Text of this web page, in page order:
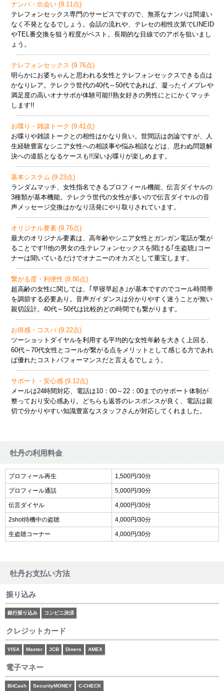
ナンパ・出会い (9.11点)
テレフォンセックス専門のサービスですので、無茶なナンパは間違い
なく不発となるでしょう。会話の流れや、テレセの相性次第でLINEID
やTEL番交換を狙う程度がベスト。長期的な目線でのアポを狙いまし
ょう。
テレフォンセックス (9.76点)
明らかにお婆ちゃんと思われる女性とテレフォンセックスできる点は
かなりレア。テレクラ世代の40代～50代であれば、凝ったイメプレや
満足度の高いオナサポが体験可能!!熟女好きの男性にとにかくマッチ
します!!
お喋り・雑談トーク (9.41点)
お喋りや雑談トークとの相性はかなり良い。世間話は勿論ですが、人
生経験豊富なシニア女性への相談事や悩み相談などは、思わぬ問題解
決への道筋となるケースも!!深いお喋りが楽しめます。
基本システム (9.23点)
ランダムマッチ、女性指名できるプロフィール機能、伝言ダイヤルの
3種類が基本機能。テレクラ世代の女性が多いので伝言ダイヤルの音
声メッセージ交換はかなり活発にやり取りされています。
オリジナル要素 (9.76点)
最大のオリジナル要素は、高年齢やシニア女性とガンガン電話が繋が
ることです!!他の男女の生テレフォンセックスを聞ける｢生盗聴｣コー
ナーは聞いているだけでオナニーのオカズとして重宝します。
繋がる度・利便性 (8.86点)
超高齢の女性に関しては、｢早寝早起き｣が基本ですのでコール時間帯
を調節する必要あり。音声ガイダンスは分かりやすく迷うことが無い
親切設計。40代～50代は比較的どの時間でも繋がります。
お得感・コスパ (9.22点)
ツーショットダイヤルを利用する平均的な女性年齢を大きく上回る、
60代～70代女性とコールが繋がる点をメリットとして感じる方であれ
ば優れたコストパフォーマンスだと言えるでしょう。
サポート・安心感 (9.12点)
メールは24時間対応、電話は10：00～22：00までのサポート体制が
整っており安心感あり。どちらも返答のレスポンスが良く、電話は親
切で分かりやすい知識豊富なスタッフさんが対応してくれました。
牡丹の利用料金
プロフィール再生 1,500円/30分
プロフィール通話 5,000円/30分
伝言ダイヤル 4,000円/30分
2shot待機中の盗聴 4,000円/30分
生盗聴コーナー 4,000円/30分
牡丹お支払い方法
振り込み
銀行振り込み コンビニ決済
クレジットカード
VISA Master JCB Diners AMEX
電子マネー
BitCash SecurityMONEY C-CHECK